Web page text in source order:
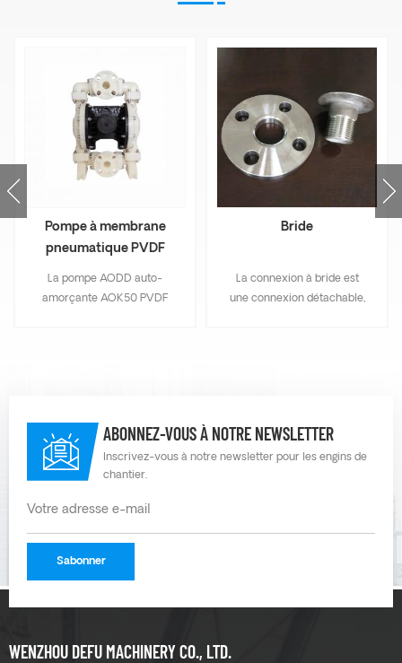
Pompe à membrane
pneumatique PVDF
La pompe AODD auto-
amorçante AOK50 PVDF
avec de bonnes
performances
d'autoprotection. Lorsque le
AOK50 pompe tout pour
revenir à la normale et peut
automatiquement
Bride
La connexion à bride est
une connexion détachable,
équipements.
ABONNEZ-VOUS À NOTRE NEWSLETTER
Inscrivez-vous à notre newsletter pour les engins de
chantier.
WENZHOU DEFU MACHINERY CO., LTD.